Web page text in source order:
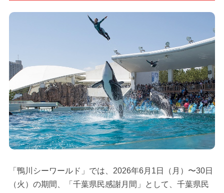
「鴨川シーワールド」では、2026年6月1日（月）〜30日
（火）の期間、「千葉県民感謝月間」として、千葉県民